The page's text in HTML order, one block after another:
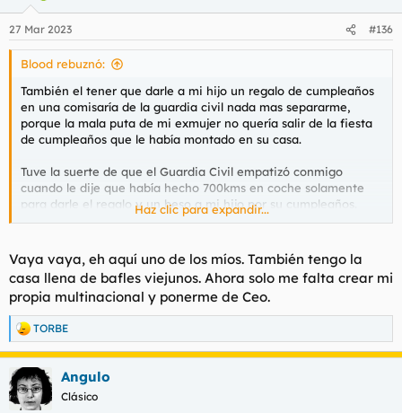
e
s
27 Mar 2023 #136
Blood rebuznó:
También el tener que darle a mi hijo un regalo de cumpleaños
en una comisaría de la guardia civil nada mas separarme,
porque la mala puta de mi exmujer no quería salir de la fiesta
de cumpleaños que le había montado en su casa.
Tuve la suerte de que el Guardia Civil empatizó conmigo
cuando le dije que había hecho 700kms en coche solamente
para darle el regalo y un beso a mi hijo por su cumpleaños.
Como no había aún sentencia de divorcio, mi ex no podía no
mi ex y habló con ella por teléfono, y le dijo que si no se
presentaba en 10 minutos con el niño en el cuartel, se metía en
un buen lío.
Darle un regalo así a tu hijo, delante de un guardia en una
comisaría como si fueras un delincuente, es algo que no
recomiendo a nadie. Menos mal que era un crio y ahora ni lo
recuerda, pero yo no lo olvidaré nunca.
Haz clic para expandir...
Vaya vaya, eh aquí uno de los míos. También tengo la
casa llena de bafles viejunos. Ahora solo me falta crear mi
propia multinacional y ponerme de Ceo.
R
e
a
c
c
i
TORBE
Angulo
Clásico